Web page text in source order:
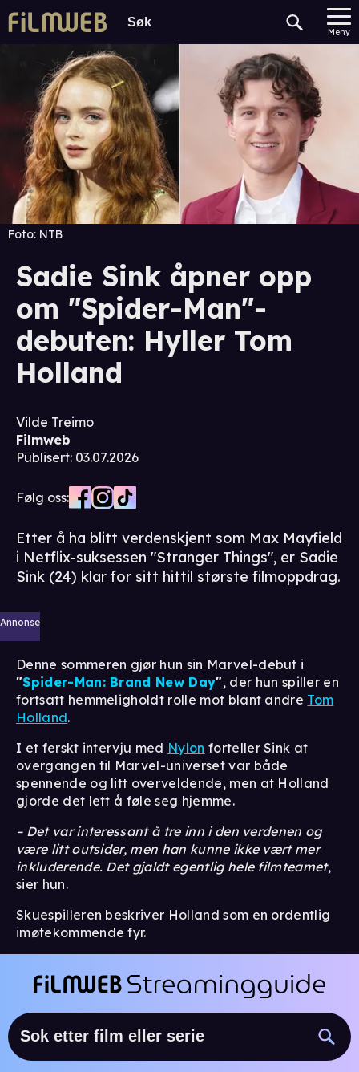
Meny
Foto: NTB
Sadie Sink åpner opp
om "Spider-Man"-
debuten: Hyller Tom
Holland
Vilde Treimo
Filmweb
Publisert: 03.07.2026
Følg oss:
Etter å ha blitt verdenskjent som Max Mayfield
i Netflix-suksessen "Stranger Things", er Sadie
Sink (24) klar for sitt hittil største filmoppdrag.
Annonse
Denne sommeren gjør hun sin Marvel-debut i
"Spider-Man: Brand New Day", der hun spiller en
fortsatt hemmeligholdt rolle mot blant andre Tom
Holland.
I et ferskt intervju med Nylon forteller Sink at
overgangen til Marvel-universet var både
spennende og litt overveldende, men at Holland
gjorde det lett å føle seg hjemme.
– Det var interessant å tre inn i den verdenen og
være litt outsider, men han kunne ikke vært mer
inkluderende. Det gjaldt egentlig hele filmteamet,
sier hun.
Skuespilleren beskriver Holland som en ordentlig
imøtekommende fyr.